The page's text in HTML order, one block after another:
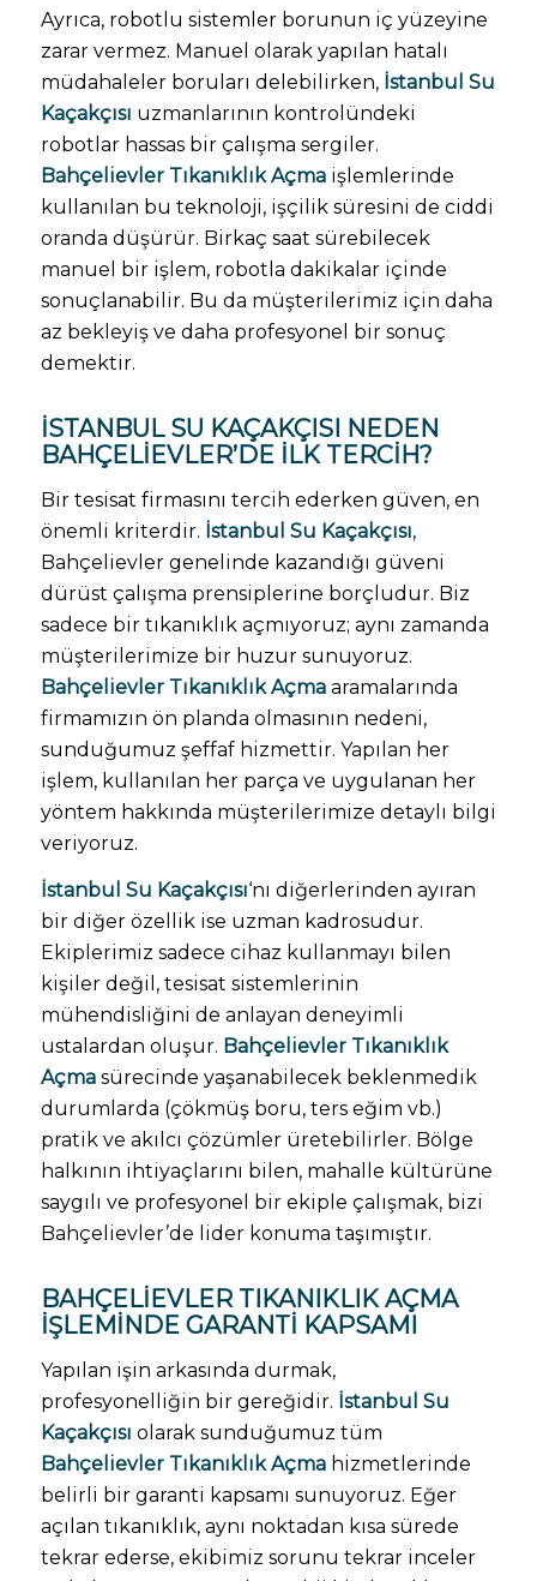
Ayrıca, robotlu sistemler borunun iç yüzeyine
zarar vermez. Manuel olarak yapılan hatalı
müdahaleler boruları delebilirken, İstanbul Su
Kaçakçısı uzmanlarının kontrolündeki
robotlar hassas bir çalışma sergiler.
Bahçelievler Tıkanıklık Açmaişlemlerinde
kullanılan bu teknoloji, işçilik süresini de ciddi
oranda düşürür. Birkaç saat sürebilecek
manuel bir işlem, robotla dakikalar içinde
sonuçlanabilir. Bu da müşterilerimiz için daha
az bekleyiş ve daha profesyonel bir sonuç
demektir.
İSTANBUL SU KAÇAKÇISI NEDEN
BAHÇELIEVLER’DE İLK TERCIH?
Bir tesisat firmasını tercih ederken güven, en
önemli kriterdir. İstanbul Su Kaçakçısı,
Bahçelievler genelinde kazandığı güveni
dürüst çalışma prensiplerine borçludur. Biz
sadece bir tıkanıklık açmıyoruz; aynı zamanda
müşterilerimize bir huzur sunuyoruz.
Bahçelievler Tıkanıklık Açmaaramalarında
firmamızın ön planda olmasının nedeni,
sunduğumuz şeffaf hizmettir. Yapılan her
işlem, kullanılan her parça ve uygulanan her
yöntem hakkında müşterilerimize detaylı bilgi
veriyoruz.
İstanbul Su Kaçakçısı‘nı diğerlerinden ayıran
bir diğer özellik ise uzman kadrosudur.
Ekiplerimiz sadece cihaz kullanmayı bilen
kişiler değil, tesisat sistemlerinin
mühendisliğini de anlayan deneyimli
ustalardan oluşur. Bahçelievler Tıkanıklık
Açmasürecinde yaşanabilecek beklenmedik
durumlarda (çökmüş boru, ters eğim vb.)
pratik ve akılcı çözümler üretebilirler. Bölge
halkının ihtiyaçlarını bilen, mahalle kültürüne
saygılı ve profesyonel bir ekiple çalışmak, bizi
Bahçelievler’de lider konuma taşımıştır.
BAHÇELIEVLER TIKANIKLIK AÇMA
İŞLEMINDE GARANTI KAPSAMI
Yapılan işin arkasında durmak,
profesyonelliğin bir gereğidir. İstanbul Su
Kaçakçısı olarak sunduğumuz tüm
Bahçelievler Tıkanıklık Açmahizmetlerinde
belirli bir garanti kapsamı sunuyoruz. Eğer
açılan tıkanıklık, aynı noktadan kısa sürede
tekrar ederse, ekibimiz sorunu tekrar inceler